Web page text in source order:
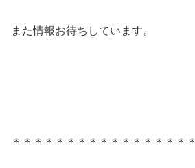
また情報お待ちしています。
＊＊＊＊＊＊＊＊＊＊＊＊＊＊＊＊